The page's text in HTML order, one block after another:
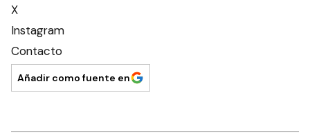
X
Instagram
Contacto
Añadir como fuente en